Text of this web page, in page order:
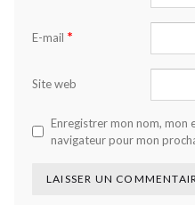
E-mail *
Site web
Enregistrer mon nom, mon
navigateur pour mon